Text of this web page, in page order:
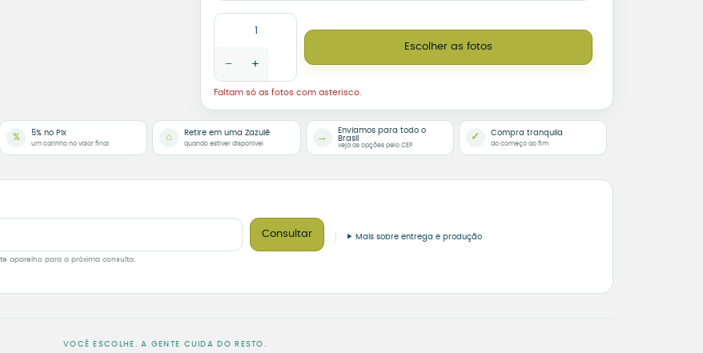
Caneca Personalizada Te Encontrei, Meu Melhor Presente – Com Sua Foto quantidade
− +
Escolher as fotos
Faltam só as fotos com asterisco.
% 5% no Pix
um carinho no valor final
⌂ Retire em uma Zazulê
quando estiver disponível
→
Enviamos para todo o
Brasil
veja as opções pelo CEP
✓ Compra tranquila
do começo ao fim
Consultar
aparelho para a próxima consulta.
Mais sobre entrega e produção
VOCÊ ESCOLHE. A GENTE CUIDA DO RESTO.